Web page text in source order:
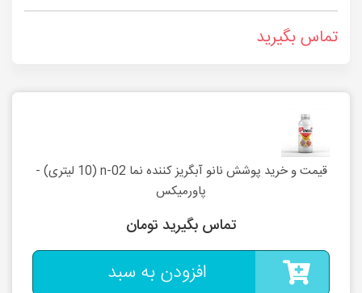
تماس بگیرید
قیمت و خرید پوشش نانو آبگریز کننده نما n-02 (10 لیتری) -
پاورمیکس
تماس بگیرید تومان
افزودن به سبد